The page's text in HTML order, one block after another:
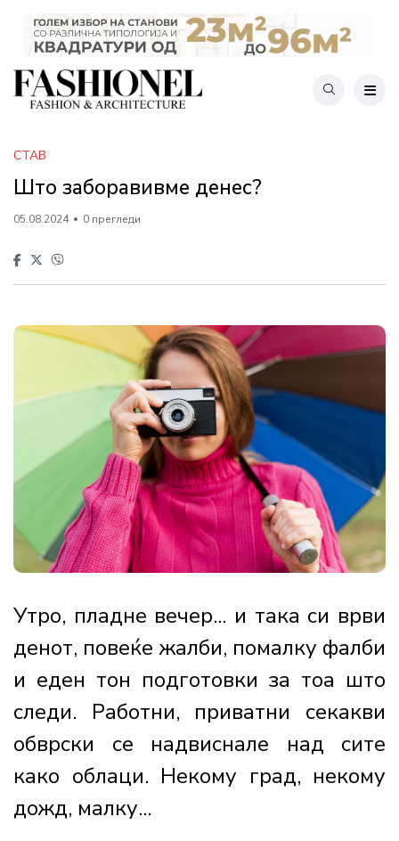
СТАВ
Што заборавивме денес?
05.08.2024 0 прегледи
Утро, пладне вечер... и така си врви
денот, повеќе жалби, помалку фалби
и еден тон подготовки за тоа што
следи. Работни, приватни секакви
обврски се надвиснале над сите
како облаци. Некому град, некому
дожд, малку...